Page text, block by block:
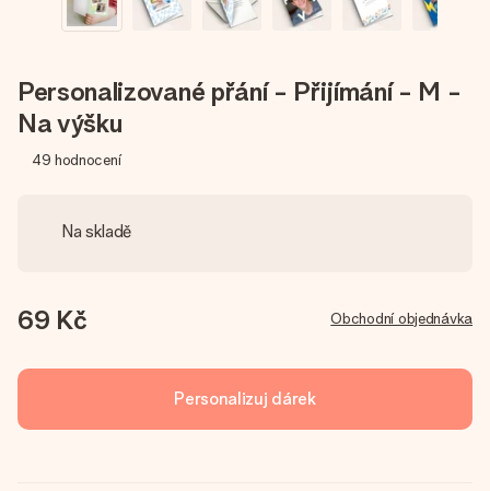
Personalizované přání - Přijímání - M -
Na výšku
49 hodnocení
Na skladě
69 Kč Obchodní objednávka
Personalizuj dárek